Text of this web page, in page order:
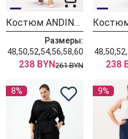
Костюм ANDINA 977 молочный+сирень
Размеры:
48,50,52,54,56,58,60
238 BYN261 BYN 238
8% 9%